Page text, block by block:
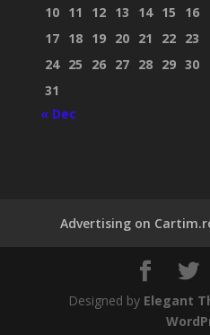
10 11 12 13 14 15
16
17 18 19 20 21 22 23
24 25 26 27 28 29 30
31
« Dec
Advertising on
Designed by Elegant